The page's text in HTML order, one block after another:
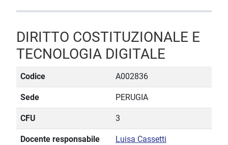
DIRITTO COSTITUZIONALE E
TECNOLOGIA DIGITALE
Codice A002836
Sede PERUGIA
CFU 3
Docente responsabile Luisa Cassetti